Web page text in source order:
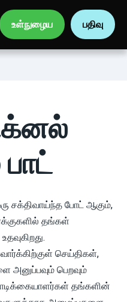
உள்நுழைய பதிவு
பாட்
சக்திவாய்ந்த போட் ஆகும்,
தங்கள்
செய்திகள்,
அனுப்பவும் பெறவும்
தங்களின்